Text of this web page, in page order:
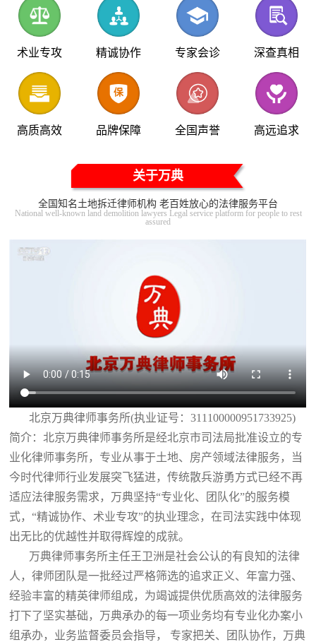
术业专攻 精诚协作 专家会诊 深查真相
高质高效 品牌保障 全国声誉 高远追求
关于万典
全国知名土地拆迁律师机构 老百姓放心的法律服务平台
National well-known land demolition lawyers Legal service platform for people to rest
assured
北京万典律师事务所(执业证号：311100000951733925)
简介：北京万典律师事务所是经北京市司法局批准设立的专
业化律师事务所，专业从事于土地、房产领域法律服务，当
今时代律师行业发展突飞猛进，传统散兵游勇方式已经不再
适应法律服务需求，万典坚持“专业化、团队化”的服务模
式，“精诚协作、术业专攻”的执业理念，在司法实践中体现
出无比的优越性并取得辉煌的成就。
万典律师事务所主任王卫洲是社会公认的有良知的法律
人，律师团队是一批经过严格筛选的追求正义、年富力强、
经验丰富的精英律师组成，为竭诚提供优质高效的法律服务
打下了坚实基础，万典承办的每一项业务均有专业化办案小
组承办，业务监督委员会指导， 专家把关、团队协作，万典